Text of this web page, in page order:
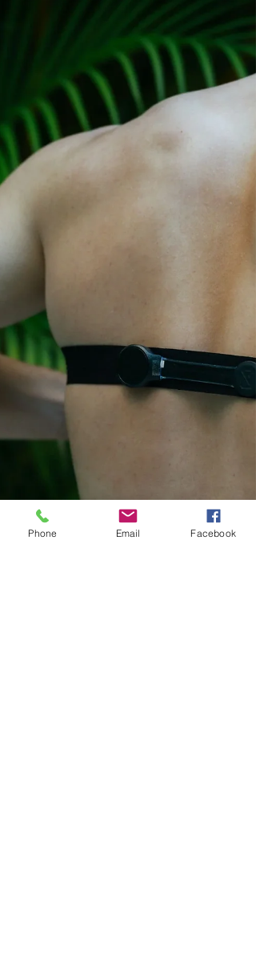
stratégies ventilatoires
Dans cet article nous allons étudier les
différences entre les séries d'un même
réalisées par un cycliste professionnel
Phone Email Facebook